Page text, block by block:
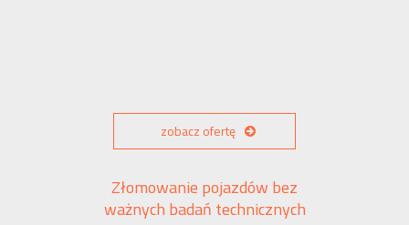
zobacz ofertę
Złomowanie pojazdów bez
ważnych badań technicznych